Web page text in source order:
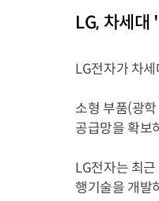
LG, 차세대
LG전자가 차
소형 부품(광
공급망을 확보
LG전자는 최
행기술을 개발